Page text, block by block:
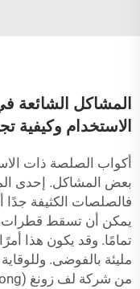
المشاكل الشائعة
الاستخدام وكيفية
أكواب الصلصة ذات
بعض المشاكل. إحدى
فالصلصات الكثيفة
يمكن أن تسقط
تمامًا. وقد يكون هذا
مليئة بالفوضى.